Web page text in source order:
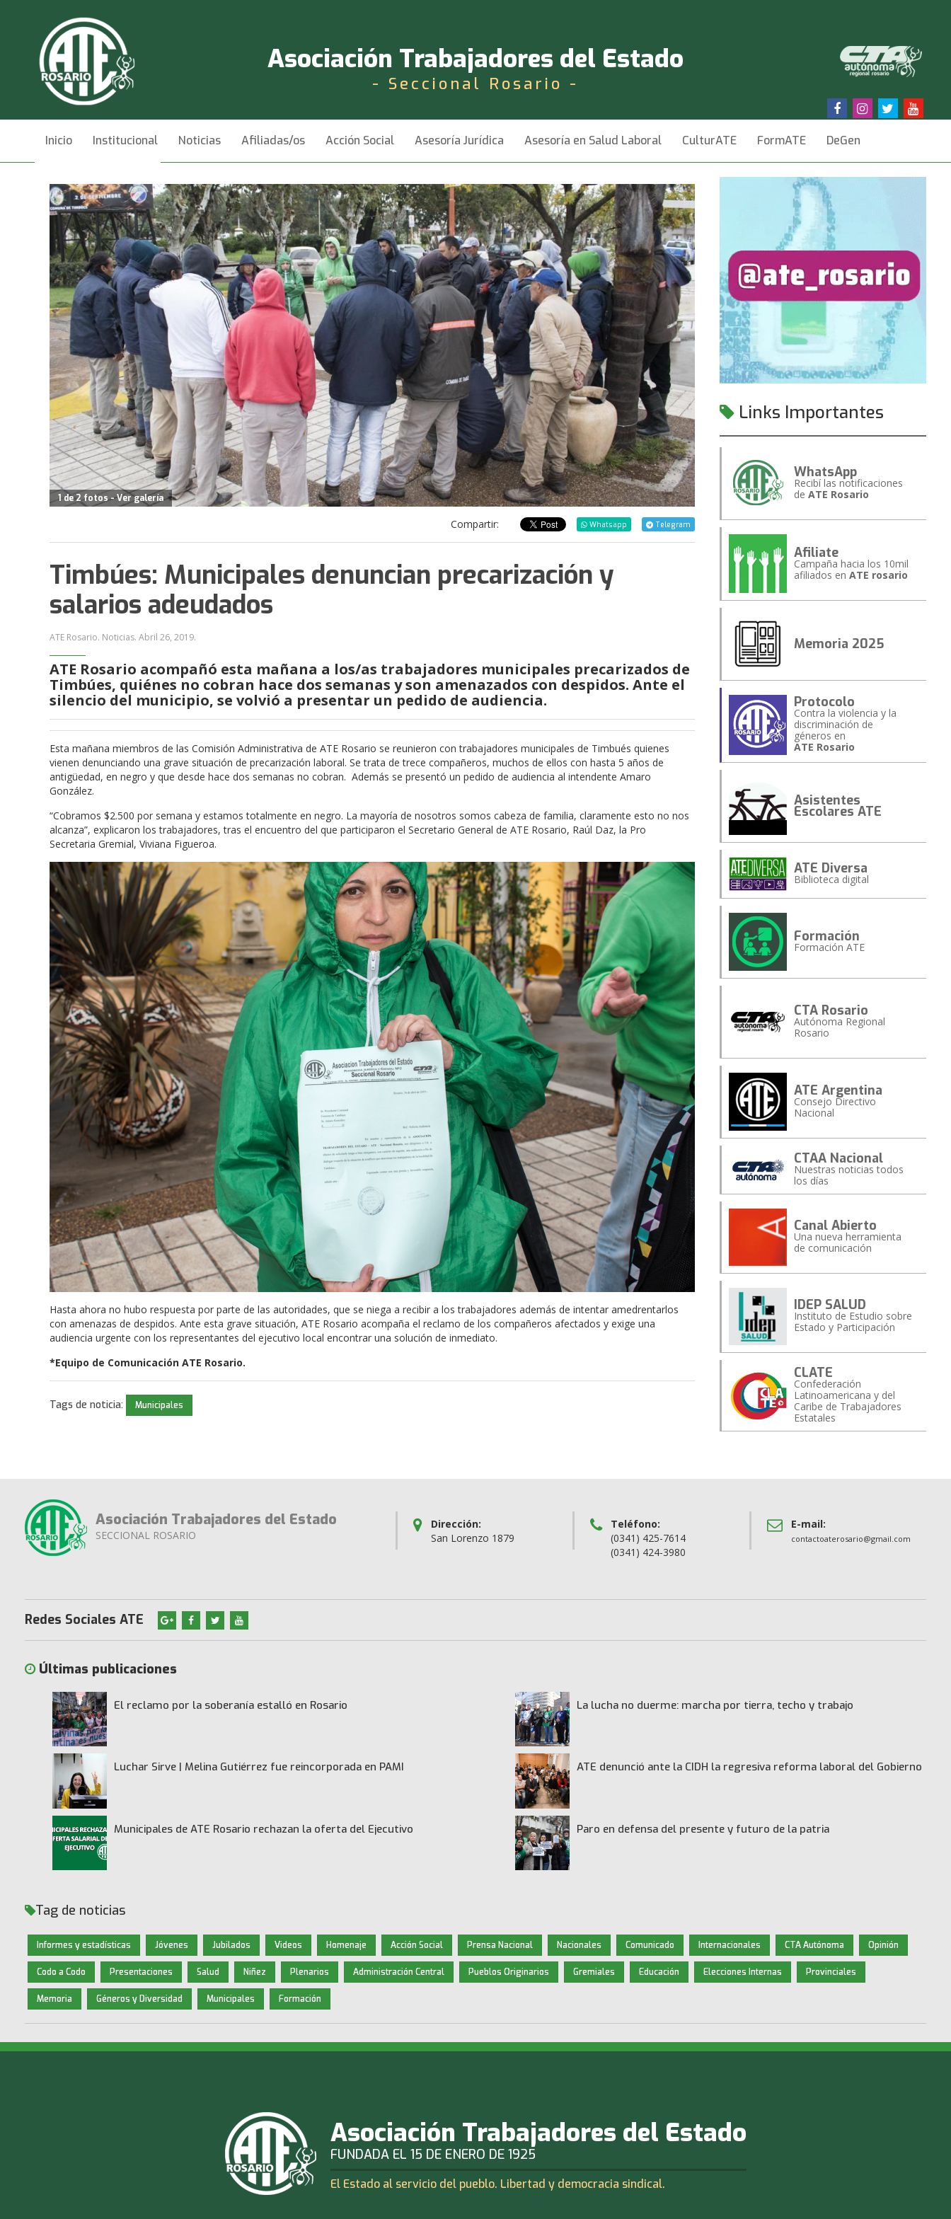
Asociación Trabajadores del Estado
- Seccional Rosario -
Inicio Institucional Noticias Afiliadas/os Acción Social Asesoría Jurídica Asesoría en Salud Laboral CulturATE FormATE DeGen
Videos Contacto
1 de 2 fotos - Ver galería
Telegram
Whatsapp
Compartir:
Timbúes: Municipales denuncian precarización y
salarios adeudados
ATE Rosario. Noticias. Abril 26, 2019.
ATE Rosario acompañó esta mañana a los/as trabajadores municipales precarizados de
Timbúes, quiénes no cobran hace dos semanas y son amenazados con despidos. Ante el
silencio del municipio, se volvió a presentar un pedido de audiencia.
Esta mañana miembros de las Comisión Administrativa de ATE Rosario se reunieron con trabajadores municipales de Timbués quienes
vienen denunciando una grave situación de precarización laboral. Se trata de trece compañeros, muchos de ellos con hasta 5 años de
antigüedad, en negro y que desde hace dos semanas no cobran. Además se presentó un pedido de audiencia al intendente Amaro
González.
“Cobramos $2.500 por semana y estamos totalmente en negro. La mayoría de nosotros somos cabeza de familia, claramente esto no nos
alcanza”, explicaron los trabajadores, tras el encuentro del que participaron el Secretario General de ATE Rosario, Raúl Daz, la Pro
Secretaria Gremial, Viviana Figueroa.
Hasta ahora no hubo respuesta por parte de las autoridades, que se niega a recibir a los trabajadores además de intentar amedrentarlos
con amenazas de despidos. Ante esta grave situación, ATE Rosario acompaña el reclamo de los compañeros afectados y exige una
audiencia urgente con los representantes del ejecutivo local encontrar una solución de inmediato.
*Equipo de Comunicación ATE Rosario.
Tags de noticia: Municipales
Links Importantes
WhatsApp
Recibí las notificaciones
de ATE Rosario
Afiliate
Campaña hacia los 10mil
afiliados en ATE rosario
Memoria 2025
Protocolo
Contra la violencia y la
discriminación de
géneros en
ATE Rosario
Asistentes
Escolares ATE
ATE Diversa
Biblioteca digital
Formación
Formación ATE
CTA Rosario
Autónoma Regional
Rosario
ATE Argentina
Consejo Directivo
Nacional
CTAA Nacional
Nuestras noticias todos
los días
Canal Abierto
Una nueva herramienta
de comunicación
IDEP SALUD
Instituto de Estudio sobre
Estado y Participación
CLATE
Confederación
Latinoamericana y del
Caribe de Trabajadores
Estatales
Asociación Trabajadores del Estado
SECCIONAL ROSARIO
Dirección:
San Lorenzo 1879
Teléfono:
(0341) 425-7614
(0341) 424-3980
E-mail:
contactoaterosario@gmail.com
Redes Sociales ATE
Últimas publicaciones
El reclamo por la soberanía estalló en Rosario La lucha no duerme: marcha por tierra, techo y trabajo
Luchar Sirve | Melina Gutiérrez fue reincorporada en PAMI ATE denunció ante la CIDH la regresiva reforma laboral del Gobierno
Municipales de ATE Rosario rechazan la oferta del Ejecutivo Paro en defensa del presente y futuro de la patria
Tag de noticias
Informes y estadísticas Jóvenes Jubilados Videos Homenaje Acción Social Prensa Nacional Nacionales Comunicado Internacionales CTA Autónoma Opinión
Codo a Codo Presentaciones Salud Niñez Plenarios Administración Central Pueblos Originarios Gremiales Educación Elecciones Internas Provinciales
Memoria Géneros y Diversidad Municipales Formación
Asociación Trabajadores del Estado
FUNDADA EL 15 DE ENERO DE 1925
El Estado al servicio del pueblo. Libertad y democracia sindical.